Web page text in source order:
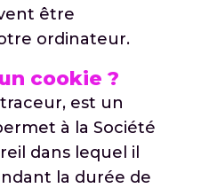
être
ordinateur.
cookie ?
est un
à la Société
dans lequel il
la durée de